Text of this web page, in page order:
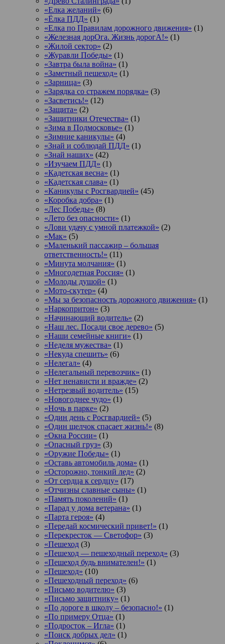
«Елка желаний» (6)
«Ёлка ПДД» (1)
«Елка по Правилам дорожного движения» (1)
«Железная дорОга. Жизнь дорогА!» (1)
«Жилой сектор» (2)
«Журавли Победы» (1)
«Завтра была война» (1)
«Заметный пешеход» (1)
«Зарница» (3)
«Зарядка со стражем порядка» (3)
«Засветись!» (12)
«Защита» (2)
«Защитники Отечества» (1)
«Зима в Подмосковье» (1)
«Зимние каникулы» (4)
«Знай и соблюдай ПДД» (1)
«Знай наших» (42)
«Изучаем ПДД» (1)
«Кадетская весна» (1)
«Кадетская слава» (1)
«Каникулы с Росгвардией» (45)
«Коробка добра» (1)
«Лес Победы» (8)
«Лето без опасности» (1)
«Лови удачу с умной платежкой» (2)
«Мак» (5)
«Маленький пассажир – большая
ответственность!» (11)
«Минута молчания» (1)
«Многодетная Россия» (1)
«Молоды душой» (1)
«Мото-скутер» (4)
«Мы за безопасность дорожного движения» (1)
«Наркопритон» (3)
«Начинающий водитель» (2)
«Наш лес. Посади свое дерево» (5)
«Наши семейные книги» (1)
«Неделя мужества» (1)
«Некуда спешить» (6)
«Нелегал» (4)
«Нелегальный перевозчик» (1)
«Нет ненависти и вражде» (2)
«Нетрезвый водитель» (15)
«Новогоднее чудо» (1)
«Ночь в парке» (2)
«Один день с Росгвардией» (5)
«Один щелчок спасает жизнь!» (8)
«Окна России» (1)
«Опасный груз» (3)
«Оружие Победы» (1)
«Оставь автомобиль дома» (1)
«Осторожно, тонкий лед» (2)
«От сердца к сердцу» (17)
«Отчизны славные сыны» (1)
«Память поколений» (1)
«Парад у дома ветерана» (1)
«Парта героя» (4)
«Передай космический привет!» (1)
«Перекресток — Светофор» (3)
«Пешеход (3)
«Пешеход — пешеходный переход» (3)
«Пешеход будь внимателен!» (1)
«Пешеход» (10)
«Пешеходный переход» (6)
«Письмо водителю» (3)
«Письмо защитнику» (1)
«По дороге в школу – безопасно!» (1)
«По примеру Отца» (1)
«Подросток ‒ Игла» (1)
«Поиск добрых дел» (1)